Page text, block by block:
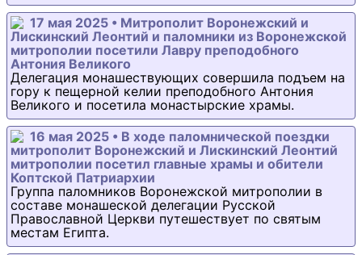
17 мая 2025 • Митрополит Воронежский и
Лискинский Леонтий и паломники из Воронежской
митрополии посетили Лавру преподобного
Антония Великого
Делегация монашествующих совершила подъем на
гору к пещерной келии преподобного Антония
Великого и посетила монастырские храмы.
16 мая 2025 • В ходе паломнической поездки
митрополит Воронежский и Лискинский Леонтий
митрополии посетил главные храмы и обители
Коптской Патриархии
Группа паломников Воронежской митрополии в
составе монашеской делегации Русской
Православной Церкви путешествует по святым
местам Египта.